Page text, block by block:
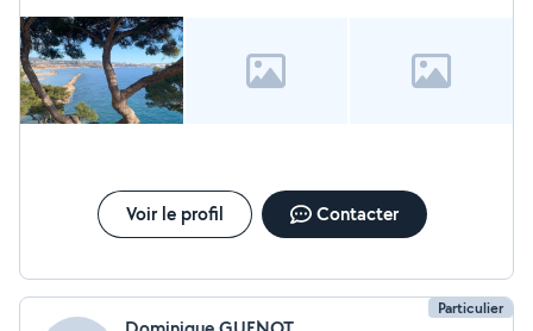
Voir le profil Contacter
Particulier